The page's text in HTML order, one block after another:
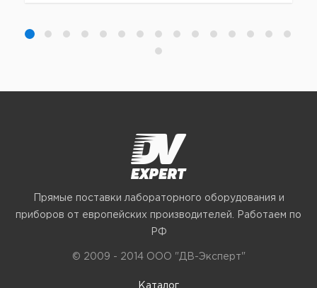
Прямые поставки лабораторного оборудования и
приборов от европейских производителей. Работаем по
РФ
© 2009 - 2014 ООО "ДВ-Эксперт"
Каталог